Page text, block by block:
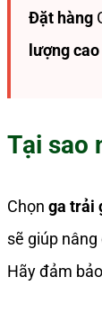
Đặt hàng
lượng cao
Tại sao
Chọn ga trải
sẽ giúp
Hãy đảm